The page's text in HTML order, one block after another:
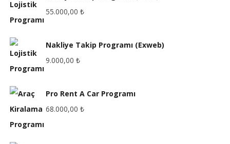
55.000,00 ₺
Nakliye Takip Programı (Exweb)
9.000,00 ₺
Pro Rent A Car Programı
68.000,00 ₺